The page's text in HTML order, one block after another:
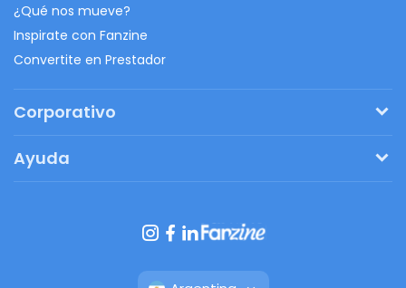
¿Qué nos mueve?
Inspirate con Fanzine
Convertite en Prestador
Corporativo
Regalos originales
Ayuda
Botón de arrepentimiento